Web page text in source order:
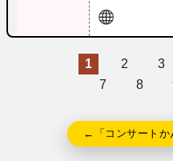
1 2 3
7
8
←「コンサートか